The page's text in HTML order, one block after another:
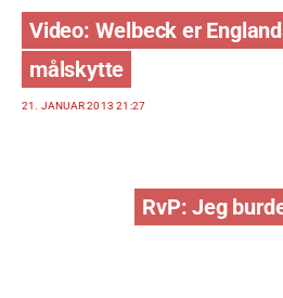
Video: Welbeck er
målskytte
21. JANUAR 2013 21:27
RvP: Jeg